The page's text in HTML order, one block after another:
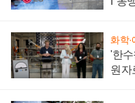
화학·
'한
원자